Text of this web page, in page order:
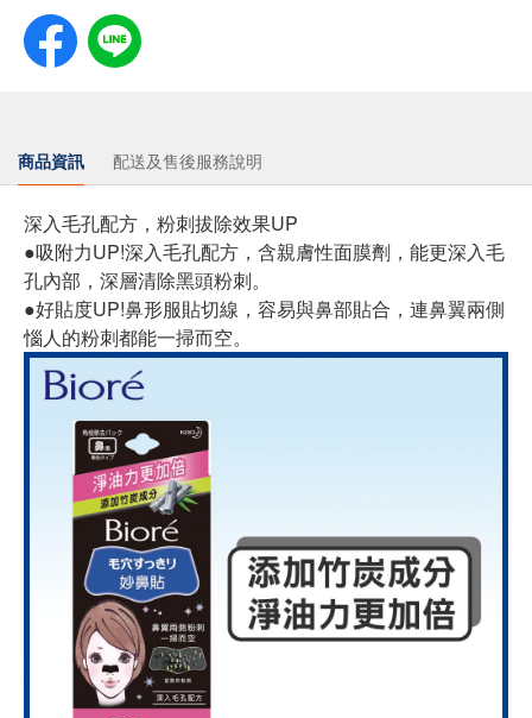
商品資訊 配送及售後服務說明
深入毛孔配方，粉刺拔除效果UP
●吸附力UP!深入毛孔配方，含親膚性面膜劑，能更深入毛
孔內部，深層清除黑頭粉刺。
●好貼度UP!鼻形服貼切線，容易與鼻部貼合，連鼻翼兩側
惱人的粉刺都能一掃而空。